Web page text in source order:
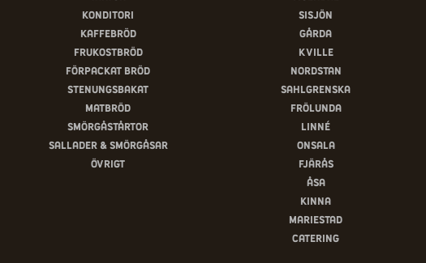
Konditori
Kaffebröd
Frukostbröd
Förpackat bröd
Stenungsbakat
Matbröd
Smörgåstårtor
Sallader & smörgåsar
Övrigt
Sisjön
Gårda
Kville
Nordstan
Sahlgrenska
Frölunda
Linné
Onsala
Fjärås
Åsa
Kinna
Mariestad
Catering